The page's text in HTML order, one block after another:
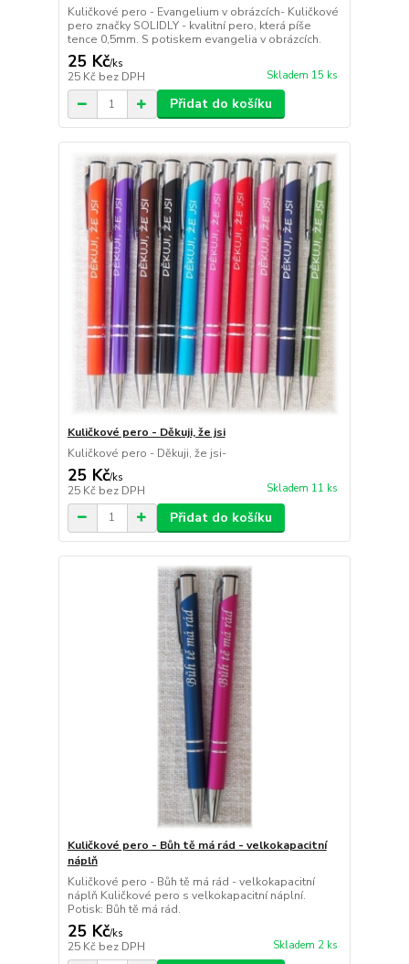
Kuličkové pero - Evangelium v obrázcích- Kuličkové
pero značky SOLIDLY - kvalitní pero, která píše
tence 0,5mm. S potiskem evangelia v obrázcích.
25 Kč/ks
25 Kč bez DPH Skladem 15 ks
Přidat do košíku
Kuličkové pero - Děkuji, že jsi
Kuličkové pero - Děkuji, že jsi-
25 Kč/ks
25 Kč bez DPH Skladem 11 ks
Přidat do košíku
Kuličkové pero - Bůh tě má rád - velkokapacitní
náplň
Kuličkové pero - Bůh tě má rád - velkokapacitní
náplň Kuličkové pero s velkokapacitní náplní.
Potisk: Bůh tě má rád.
25 Kč/ks
25 Kč bez DPH Skladem 2 ks